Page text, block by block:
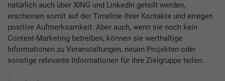
natürlich auch über XING und LinkedIn geteilt werden,
erscheinen somit auf der Timeline ihrer Kontakte und erregen
positive Aufmerksamkeit. Aber auch, wenn sie noch kein
Content-Marketing betreiben, können sie werthaltige
Informationen zu Veranstaltungen, neuen Projekten oder
sonstige relevante Informationen für ihre Zielgruppe teilen.